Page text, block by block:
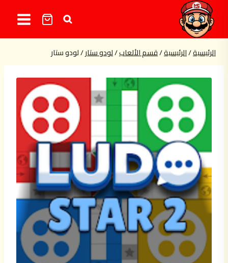
التجاوز
المحتوى
الرئيسية/الرئيسية/قسم الألعاب/لودو ستار/لودو ستار